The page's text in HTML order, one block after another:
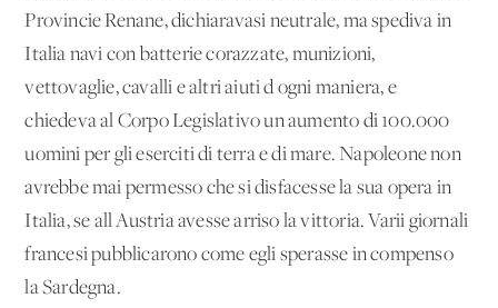
Provincie Renane, dichiaravasi neutrale, ma spediva in
Italia navi con batterie corazzate, munizioni,
vettovaglie, cavalli e altri aiuti d'ogni maniera, e
chiedeva al Corpo Legislativo un aumento di 100.000
uomini per gli eserciti di terra e di mare. Napoleone non
avrebbe mai permesso che si disfacesse la sua opera in
Italia, se all'Austria avesse arriso la vittoria. Varii giornali
francesi pubblicarono come egli sperasse in compenso
la Sardegna.